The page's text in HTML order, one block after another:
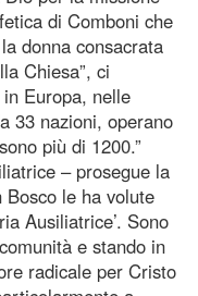
di Comboni che
donna consacrata
Chiesa”, ci
Europa, nelle
33 nazioni, operano
più di 1200.”
– prosegue la
le ha volute
Ausiliatrice’. Sono
e stando in
radicale per Cristo